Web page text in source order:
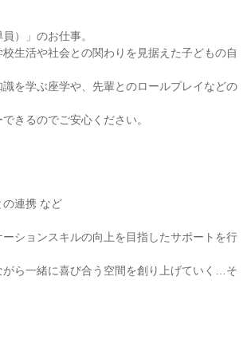
）」のお仕事。
生活や社会との関わりを見据えた子どもの自
を学ぶ座学や、先輩とのロールプレイなどの
きるのでご安心ください。
連携 など
ションスキルの向上を目指したサポートを行
ら一緒に喜び合う空間を創り上げていく…そ